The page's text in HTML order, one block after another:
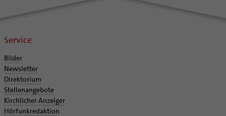
Service
Bilder
Newsletter
Direktorium
Stellenangebote
Kirchlicher Anzeiger
Hörfunkredaktion